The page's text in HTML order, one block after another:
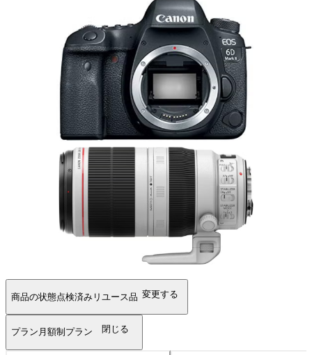
商品の状態点検済みリユース品 変更する
プラン 月額制プラン 閉じる